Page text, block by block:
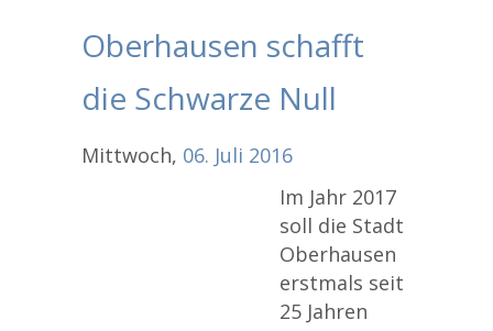
Oberhausen schafft
die Schwarze Null
Mittwoch, 06. Juli 2016
Im Jahr 2017
soll die Stadt
Oberhausen
erstmals seit
25 Jahren